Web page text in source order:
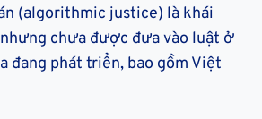
(algorithmic justice) là khái
chưa được đưa vào luật ở
đang phát triển, bao gồm Việt